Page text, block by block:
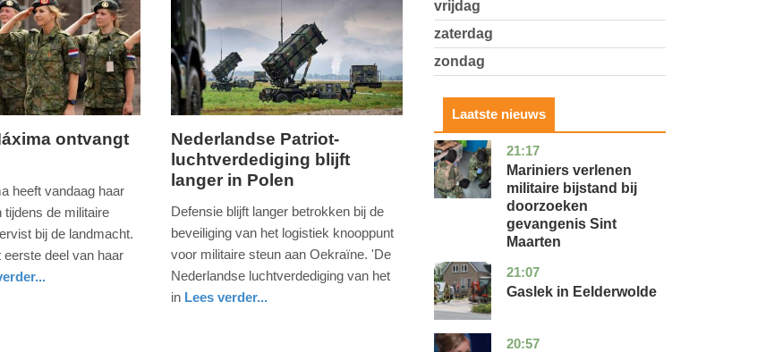
ontvangt
heeft vandaag haar
tijdens de militaire
bij de landmacht.
deel van haar
donderdag,
28.
Nederlandse Patriot-
luchtverdediging blijft
langer in Polen
Defensie blijft langer betrokken bij de
beveiliging van het logistiek knooppunt
voor militaire steun aan Oekraïne. 'De
Nederlandse luchtverdediging van het
in Lees verder...
vrijdag
zaterdag
zondag
Laatste nieuws
21:17
buitenland
Mariniers verlenen
militaire bijstand bij
doorzoeken
gevangenis Sint
Maarten
21:07
drenthe
nieuws
Gaslek in Eelderwolde
20:57
noord-
glossy